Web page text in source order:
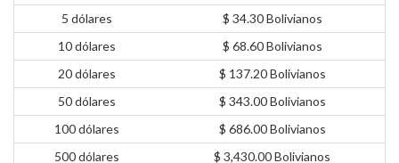
5 dólares
$ 34.30 Bolivianos
10 dólares
$ 68.60 Bolivianos
20 dólares
$ 137.20 Bolivianos
50 dólares
$ 343.00 Bolivianos
100 dólares
$ 686.00 Bolivianos
500 dólares
$ 3,430.00 Bolivianos